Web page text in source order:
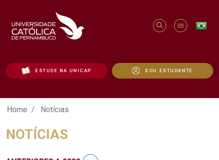
ESTUDE NA UNICAP SOU ESTUDANTE
Notícias - Unicap
Home Notícias
NOTÍCIAS